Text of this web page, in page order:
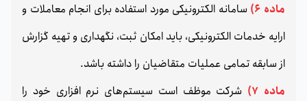
ماده 6)
سامانه الکترونیکی مورد استفاده برای انجام معاملات و
ارایه خدمات الکترونیکی، باید امکان ثبت، نگهداری و تهیه گزارش
از سابقه تمامی عملیات متقاضیان را داشته باشد.
ماده 7)
شرکت موظف است سیستم‌های نرم افزاری خود را